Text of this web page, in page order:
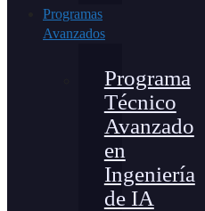
Programas
Avanzados
Programa
Técnico
Avanzado
en
Ingeniería
de IA